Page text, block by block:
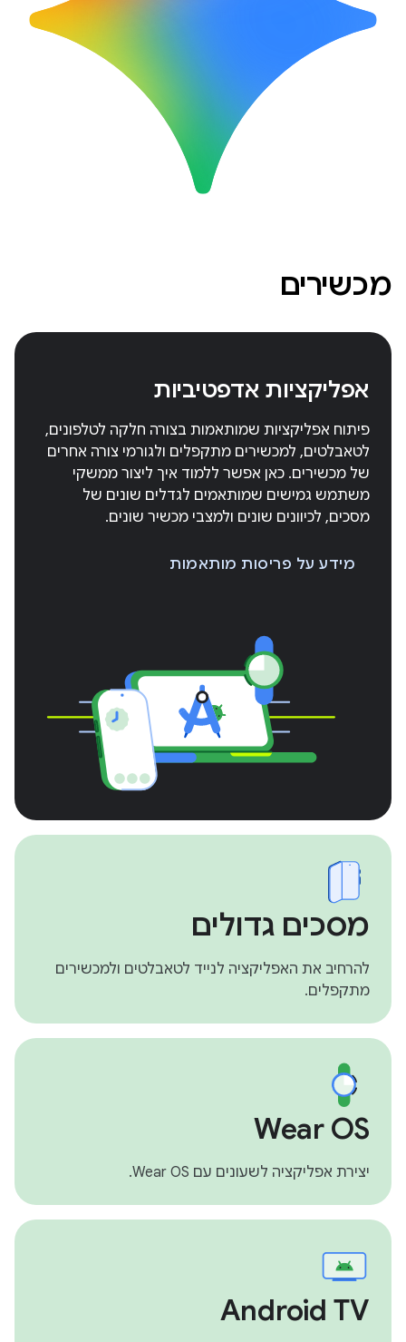
מכשירים
אפליקציות אדפטיביות
פיתוח אפליקציות שמותאמות בצורה חלקה לטלפונים,
לטאבלטים, למכשירים מתקפלים ולגורמי צורה אחרים
של מכשירים. כאן אפשר ללמוד איך ליצור ממשקי
משתמש גמישים שמותאמים לגדלים שונים של
מסכים, לכיוונים שונים ולמצבי מכשיר שונים.
מידע על פריסות מותאמות
מסכים גדולים
להרחיב את האפליקציה לנייד לטאבלטים ולמכשירים
מתקפלים.
Wear OS
יצירת אפליקציה לשעונים עם Wear OS.
Android TV